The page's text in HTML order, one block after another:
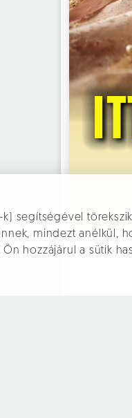
segítségével
mindezt anélkül,
hozzájárul a sütik